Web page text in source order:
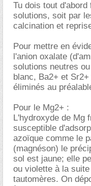
Tu dois tout
solutions, soit par
calcination et
Pour mettre en
l'anion oxalate
solutions neutres
blanc, Ba2+ et
éliminés au
Pour le Mg2+ :
L'hydroxyde de Mg
susceptible
azoïque comme le
(magnéson) le
sol est jaune; elle
ou violette à la
tautomères. On